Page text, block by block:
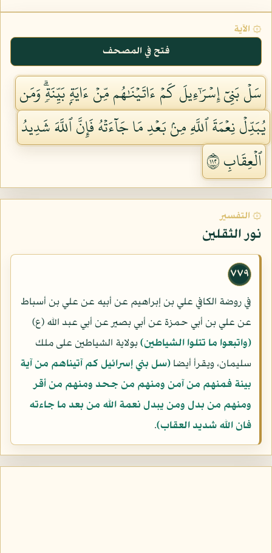
۞ الآية
فتح في المصحف
سَلۡ بَنِيٓ إِسۡرَٰٓءِيلَ كَمۡ ءَاتَيۡنَٰهُم مِّنۡ ءَايَةِۭ بَيِّنَةٖۗ وَمَن
يُبَدِّلۡ نِعۡمَةَ ٱللَّهِ مِنۢ بَعۡدِ مَا جَآءَتۡهُ فَإِنَّ ٱللَّهَ شَدِيدُ
ٱلۡعِقَابِ ٢١١
۞ التفسير
نور الثقلين
٧٧٩
في روضة الكافي علي بن إبراهيم عن أبيه عن علي بن أسباط
عن علي بن أبي حمزة عن أبي بصير عن أبي عبد الله (ع)
(واتبعوا ما تتلوا الشياطين)بولاية الشياطين على ملك
سليمان، ويقرأ أيضا (سل بني إسرائيل كم آتيناهم من آية
بينة فمنهم من آمن ومنهم من جحد ومنهم من أقر
ومنهم من بدل ومن يبدل نعمة الله من بعد ما جاءته
فان الله شديد العقاب).